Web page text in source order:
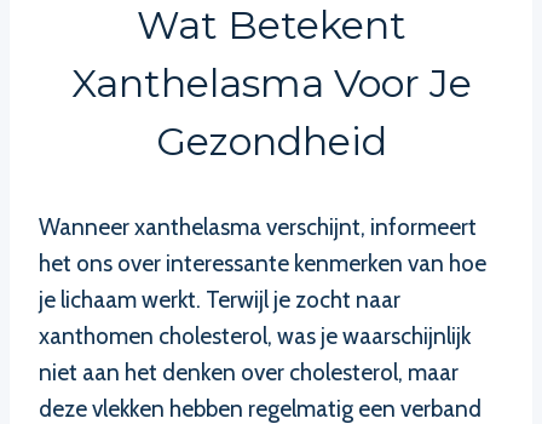
Wat Betekent
Xanthelasma Voor Je
Gezondheid
Wanneer xanthelasma verschijnt, informeert
het ons over interessante kenmerken van hoe
je lichaam werkt. Terwijl je zocht naar
xanthomen cholesterol, was je waarschijnlijk
niet aan het denken over cholesterol, maar
deze vlekken hebben regelmatig een verband